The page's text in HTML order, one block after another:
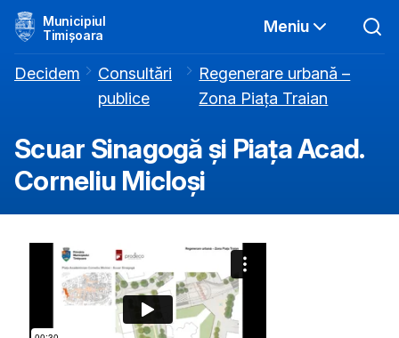
Municipiul
Timișoara
Meniu
Decidem
Consultări
publice
Regenerare urbană –
Zona Piața Traian
Scuar Sinagogă și Piața Acad.
Corneliu Micloși